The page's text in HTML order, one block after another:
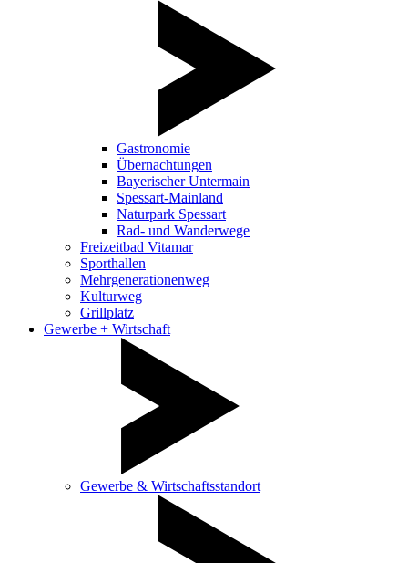
Gastronomie
Übernachtungen
Bayerischer Untermain
Spessart-Mainland
Naturpark Spessart
Rad- und Wanderwege
Freizeitbad Vitamar
Sporthallen
Mehrgenerationenweg
Kulturweg
Grillplatz
Gewerbe + Wirtschaft
Gewerbe & Wirtschaftsstandort